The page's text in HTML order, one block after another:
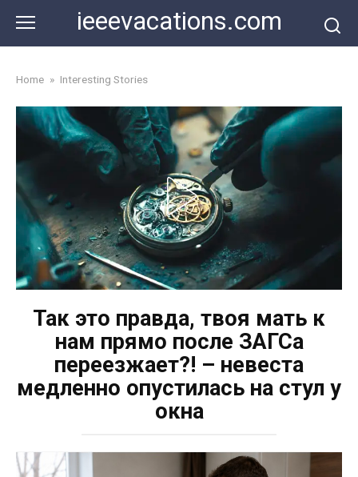
content
ieeevacations.com
Home » Interesting Stories
Так это правда, твоя мать к
нам прямо после ЗАГСа
переезжает?! – невеста
медленно опустилась на стул у
окна